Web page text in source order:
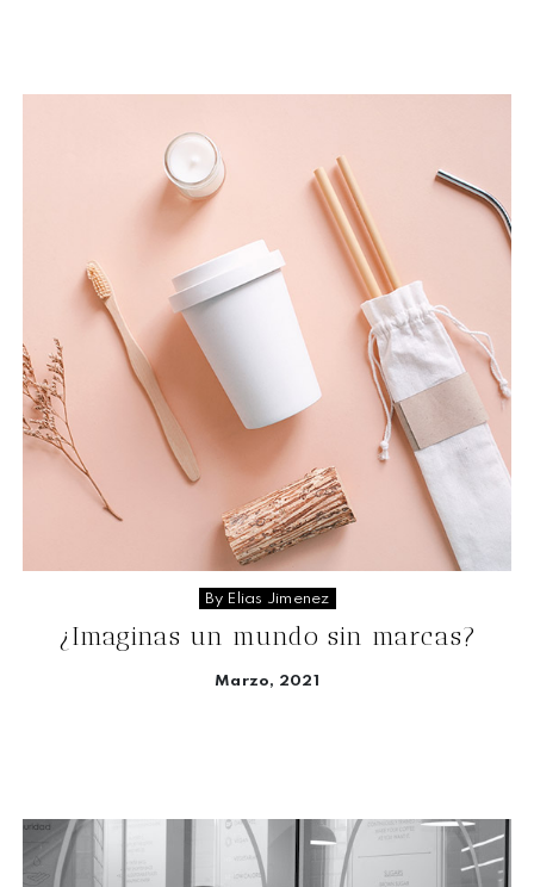
By Elias Jimenez
¿Imaginas un mundo sin marcas?
Marzo, 2021